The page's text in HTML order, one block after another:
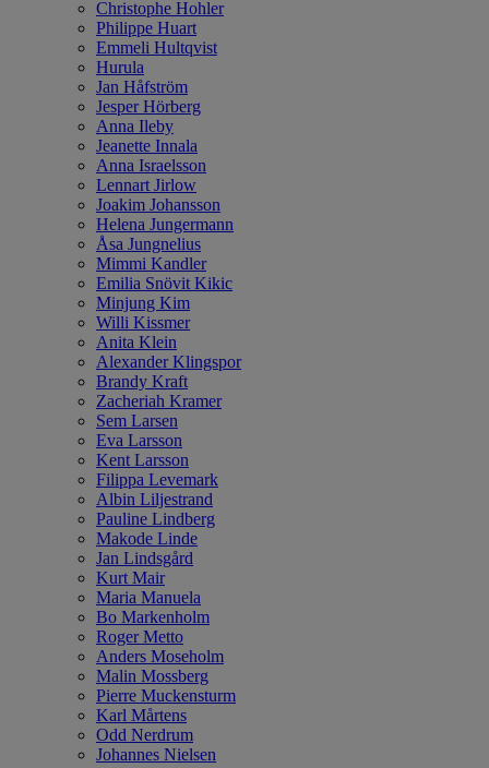
Christophe Hohler
Philippe Huart
Emmeli Hultqvist
Hurula
Jan Håfström
Jesper Hörberg
Anna Ileby
Jeanette Innala
Anna Israelsson
Lennart Jirlow
Joakim Johansson
Helena Jungermann
Åsa Jungnelius
Mimmi Kandler
Emilia Snövit Kikic
Minjung Kim
Willi Kissmer
Anita Klein
Alexander Klingspor
Brandy Kraft
Zacheriah Kramer
Sem Larsen
Eva Larsson
Kent Larsson
Filippa Levemark
Albin Liljestrand
Pauline Lindberg
Makode Linde
Jan Lindsgård
Kurt Mair
Maria Manuela
Bo Markenholm
Roger Metto
Anders Moseholm
Malin Mossberg
Pierre Muckensturm
Karl Mårtens
Odd Nerdrum
Johannes Nielsen